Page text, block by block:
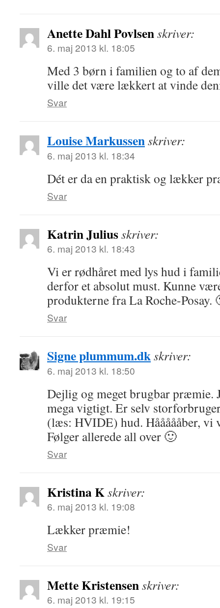
Anette Dahl Povlsenskriver:
6. maj 2013 kl. 18:05
Med 3 børn i familien og to af
ville det være lækkert at vinde
Svar
Louise Markussenskriver:
6. maj 2013 kl. 18:34
Dét er da en praktisk og lækker
Svar
Katrin Juliusskriver:
6. maj 2013 kl. 18:43
Vi er rødhåret med lys hud i
derfor et absolut must. Kunne
produkterne fra La Roche-Posay.
Svar
Signe plummum.dkskriver:
6. maj 2013 kl. 18:50
Dejlig og meget brugbar præmie.
mega vigtigt. Er selv
(læs: HVIDE) hud. Håååååber, vi
Følger allerede all over 🙂
Svar
Kristina Kskriver:
6. maj 2013 kl. 19:08
Lækker præmie!
Svar
Mette Kristensenskriver:
6. maj 2013 kl. 19:15